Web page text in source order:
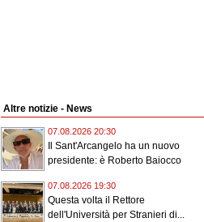
Altre notizie - News
07.08.2026 20:30
Il Sant'Arcangelo ha un nuovo
presidente: è Roberto Baiocco
07.08.2026 19:30
Questa volta il Rettore
dell'Università per Stranieri di...